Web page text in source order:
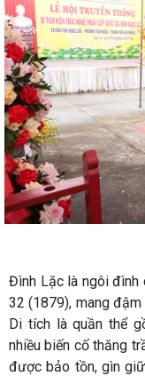
Đình Lặc là ngôi
32 (1879), mang đậm
Di tích là quần thể
nhiều biến cố thăng
được bảo tồn, gìn